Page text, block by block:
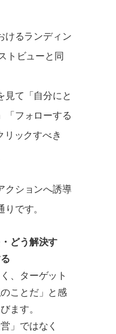
けるランディン
トビューと同
見て「自分にと
「フォローする
リックすべき
クションへ誘導
です。
どう解決す
、ターゲット
ことだ」と感
ます。
」ではなく